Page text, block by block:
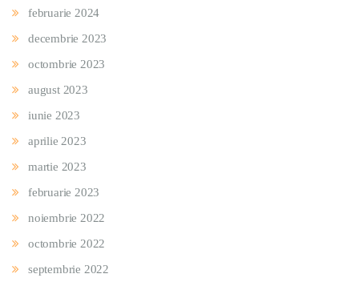
februarie 2024
decembrie 2023
octombrie 2023
august 2023
iunie 2023
aprilie 2023
martie 2023
februarie 2023
noiembrie 2022
octombrie 2022
septembrie 2022